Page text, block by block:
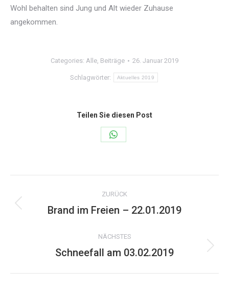
Wohl behalten sind Jung und Alt wieder Zuhause
angekommen.
Categories: Alle, Beiträge 26. Januar 2019
Schlagwörter: Aktuelles 2019
Teilen Sie diesen Post
Share
WhatsApp
Kommentarnavigation
ZURÜCK
Vorheriger
Brand im Freien – 22.01.2019
NÄCHSTES
Nächster
Schneefall am 03.02.2019